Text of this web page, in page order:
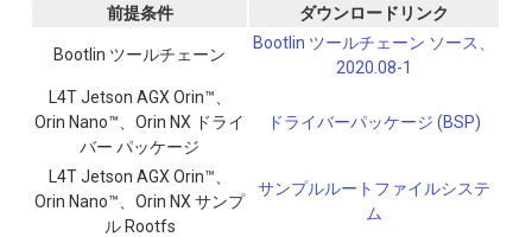
前提条件 ダウンロードリンク
Bootlin ツールチェーン
Bootlin ツールチェーン ソース、
2020.08-1
L4T Jetson AGX Orin™、
Orin Nano™、Orin NX ドライ
バー パッケージ
ドライバーパッケージ (BSP)
L4T Jetson AGX Orin™、
Orin Nano™、Orin NX サンプ
ル Rootfs
サンプルルートファイルシステ
ム